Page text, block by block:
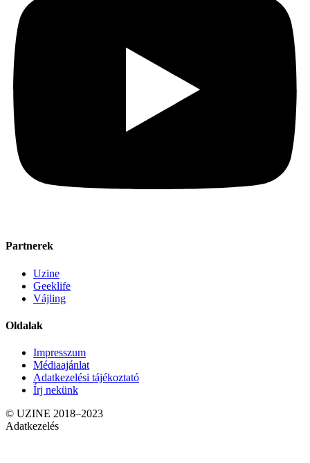
Partnerek
Uzine
Geeklife
Vájling
Oldalak
Impresszum
Médiaajánlat
Adatkezelési tájékoztató
Írj nekünk
© UZINE 2018–2023
Adatkezelés